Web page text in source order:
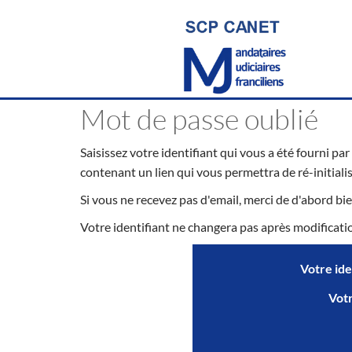
Mot de passe oublié
Saisissez votre identifiant qui vous a été fourni
contenant un lien qui vous permettra de ré-
Si vous ne recevez pas d'email, merci de d'abord
Votre identifiant ne changera pas après
Votre